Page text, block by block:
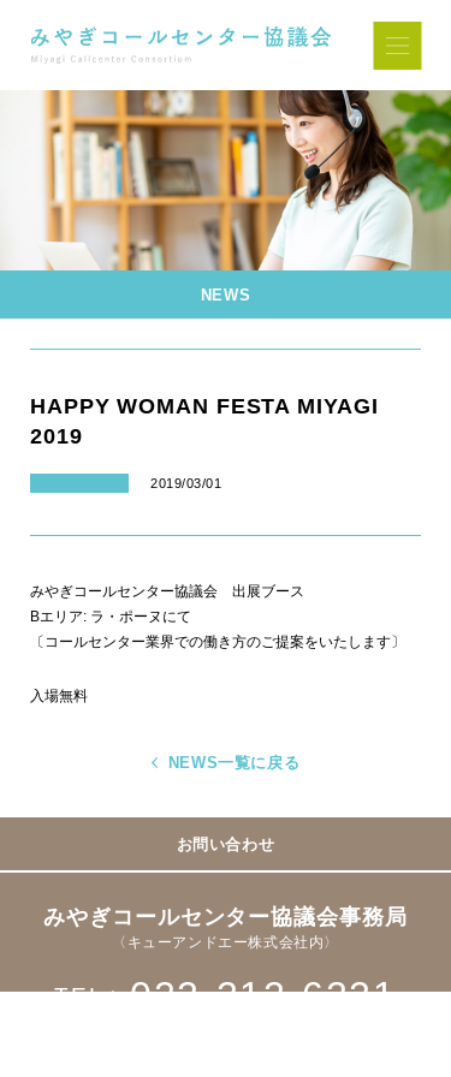
NEWS
HAPPY WOMAN FESTA MIYAGI
2019
2019/03/01
みやぎコールセンター協議会 出展ブース
Bエリア: ラ・ポーヌにて
〔コールセンター業界での働き方のご提案をいたします〕
入場無料
NEWS一覧に戻る
お問い合わせ
みやぎコールセンター協議会事務局
〈キューアンドエー株式会社内〉
TEL 022-212-6221